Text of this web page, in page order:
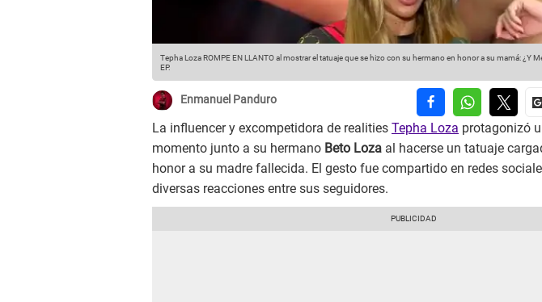
Tepha Loza ROMPE EN LLANTO al mostrar el tatuaje que se hizo con su hermano en honor a su mamá: ¿Y
EP.
Enmanuel Panduro
La influencer y excompetidora de realities Tepha Loza protagonizó
momento junto a su hermano Beto Loza al hacerse un tatuaje
honor a su madre fallecida. El gesto fue compartido en redes
diversas reacciones entre sus seguidores.